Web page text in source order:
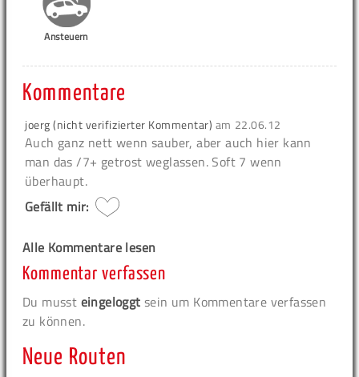
Ansteuern
Kommentare
joerg (nicht verifizierter Kommentar) am 22.06.12
Auch ganz nett wenn sauber, aber auch hier kann
man das /7+ getrost weglassen. Soft 7 wenn
überhaupt.
Gefällt mir:
Alle Kommentare lesen
Kommentar verfassen
Du musst eingeloggt sein um Kommentare verfassen
zu können.
Neue Routen